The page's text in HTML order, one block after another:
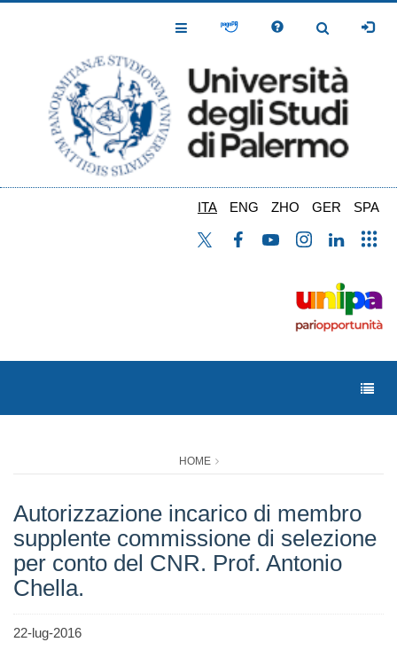
Toggle
Toggle
ITA ENG ZHO GER SPA
HOME
Autorizzazione incarico di membro
supplente commissione di selezione
per conto del CNR. Prof. Antonio
Chella.
22-lug-2016